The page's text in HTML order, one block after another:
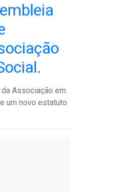
Associação em
um novo estatuto